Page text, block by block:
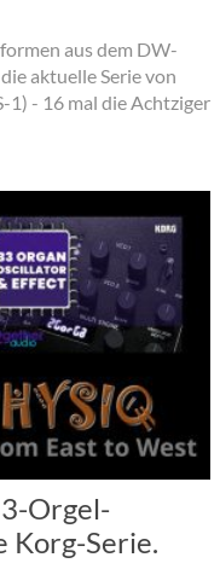
aus dem DW-
aktuelle Serie von
1) - 16 mal die Achtziger
Orgel-
Korg-Serie.